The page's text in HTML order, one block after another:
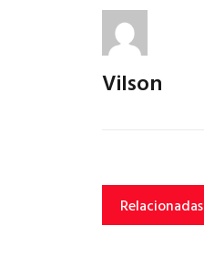
Vilson
Relacionadas